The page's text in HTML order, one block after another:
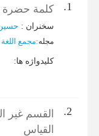
1. کلمة حضرة
سخنران :
مجله:مجمع
کلیدواژه ها:
2.
القسم غیر
القیاس